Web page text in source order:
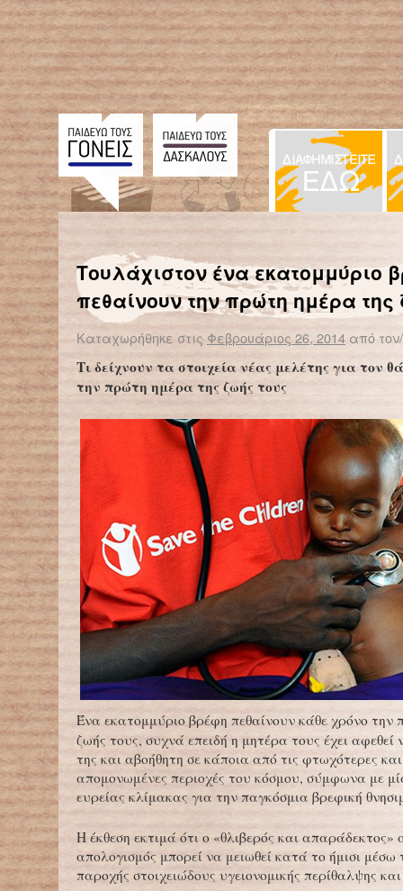
← Επιστροφή στο %s
Οι μητέρες στο κρατητήριο, τα παιδιά στη γειτονιά
Τουλάχιστον ένα εκατομμύριο
πεθαίνουν την πρώτη ημέρα της
Καταχωρήθηκε στις Φεβρουάριος 26, 2014 από
Τι δείχνουν τα στοιχεία νέας μελέτης για τον
την πρώτη ημέρα της ζωής τους
Ένα εκατομμύριο βρέφη πεθαίνουν κάθε χρόνο την
ζωής τους, συχνά επειδή η μητέρα τους έχει αφεθεί
της και αβοήθητη σε κάποια από τις φτωχότερες
απομονωμένες περιοχές του κόσμου, σύμφωνα με
ευρείας κλίμακας για την παγκόσμια βρεφική
Η έκθεση εκτιμά ότι ο «θλιβερός και απαράδεκτος»
απολογισμός μπορεί να μειωθεί κατά το ήμισι
παροχής στοιχειώδους υγειονομικής περίθαλψης